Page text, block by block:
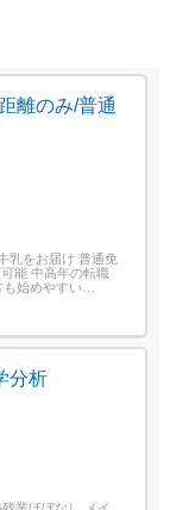
離のみ/普通
乳をお届け 普通免
能 中高年の転職
始めやすい
免許は入社後に
道を運転! 一度覚
分析